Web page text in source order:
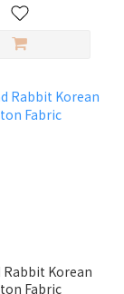
Rabbit Korean
Fabric